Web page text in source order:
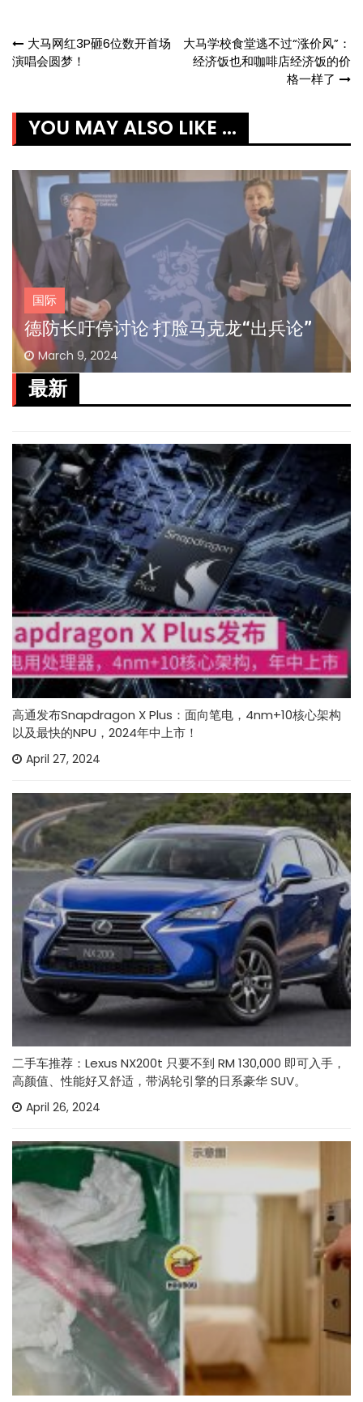
Post
大马网红3P砸6位数开首场
演唱会圆梦！
大马学校食堂逃不过“涨价风”：
经济饭也和咖啡店经济饭的价
格一样了
YOU MAY ALSO LIKE ...
国际
德防长吁停讨论 打脸马克龙“出兵论”
March 9, 2024
最新
高通发布Snapdragon X Plus：面向笔电，4nm+10核心架构
以及最快的NPU，2024年中上市！
April 27, 2024
二手车推荐：Lexus NX200t 只要不到 RM 130,000 即可入手，
高颜值、性能好又舒适，带涡轮引擎的日系豪华 SUV。
April 26, 2024